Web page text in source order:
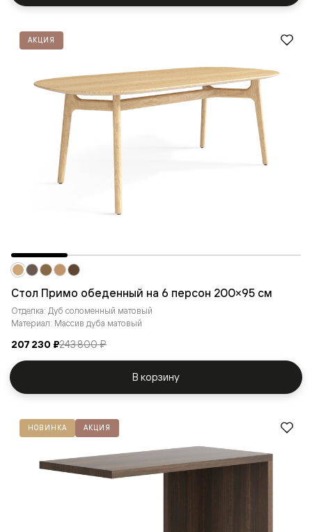
АКЦИЯ
Стол Примо обеденный на 6 персон 200×95 см
Отделка: Дуб соломенный матовый
Материал: Массив дуба матовый
207 230 ₽243 800 ₽
В корзину
НОВИНКА АКЦИЯ